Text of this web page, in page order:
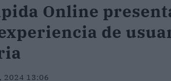
Online
de
2024 13:06